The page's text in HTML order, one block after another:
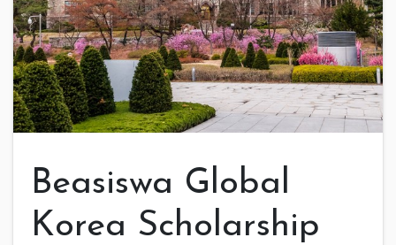
Beasiswa Global
Korea Scholarship